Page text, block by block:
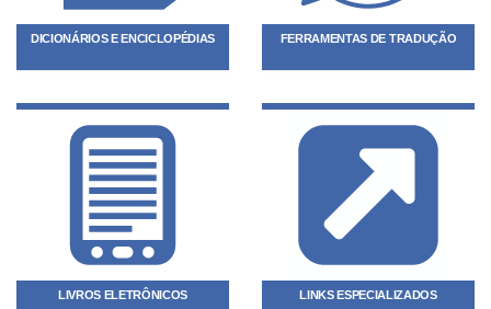
DICIONÁRIOS E ENCICLOPÉDIAS FERRAMENTAS DE TRADUÇÃO
LIVROS ELETRÔNICOS LINKS ESPECIALIZADOS